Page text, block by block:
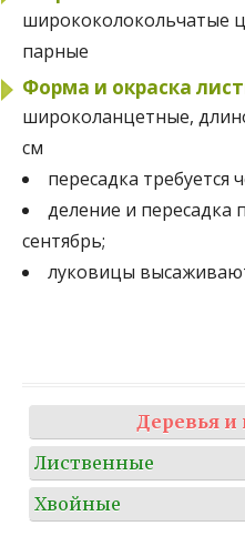
ширококолокольчатые
парные
Форма и окраска
широколанцетные,
см
пересадка требуется
деление и пересадка
сентябрь;
луковицы
Деревья и
Лиственные
Хвойные